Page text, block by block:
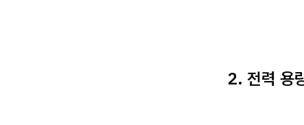
2. 전력 용